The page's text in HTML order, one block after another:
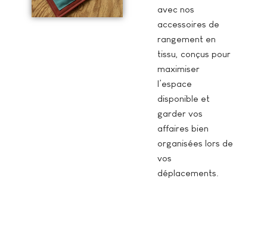
avec nos
accessoires de
rangement en
tissu, conçus pour
maximiser
l’espace
disponible et
garder vos
affaires bien
organisées lors de
vos
déplacements.